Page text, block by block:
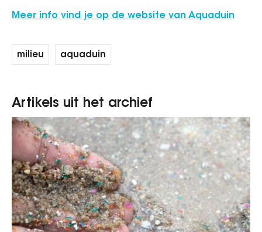
Meer info vind je op de website van Aquaduin
milieu aquaduin
Artikels uit het archief